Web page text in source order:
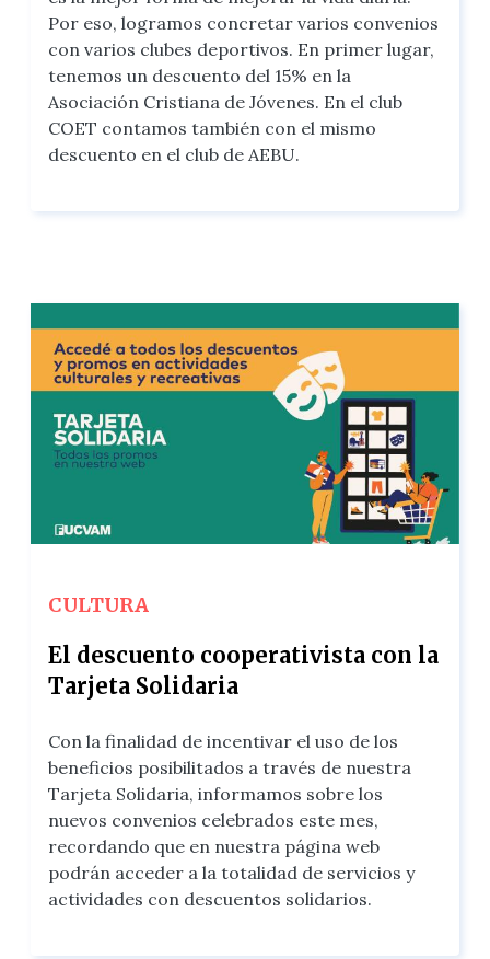
Por eso, logramos concretar varios convenios
con varios clubes deportivos. En primer lugar,
tenemos un descuento del 15% en la
Asociación Cristiana de Jóvenes. En el club
COET contamos también con el mismo
descuento en el club de AEBU.
CULTURA
El descuento cooperativista con la
Tarjeta Solidaria
Con la finalidad de incentivar el uso de los
beneficios posibilitados a través de nuestra
Tarjeta Solidaria, informamos sobre los
nuevos convenios celebrados este mes,
recordando que en nuestra página web
podrán acceder a la totalidad de servicios y
actividades con descuentos solidarios.